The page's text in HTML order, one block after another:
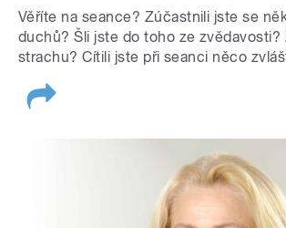
Věříte na seance? Zúčastnili jste se
duchů? Šli jste do toho ze zvědavosti?
strachu? Cítili jste při seanci něco